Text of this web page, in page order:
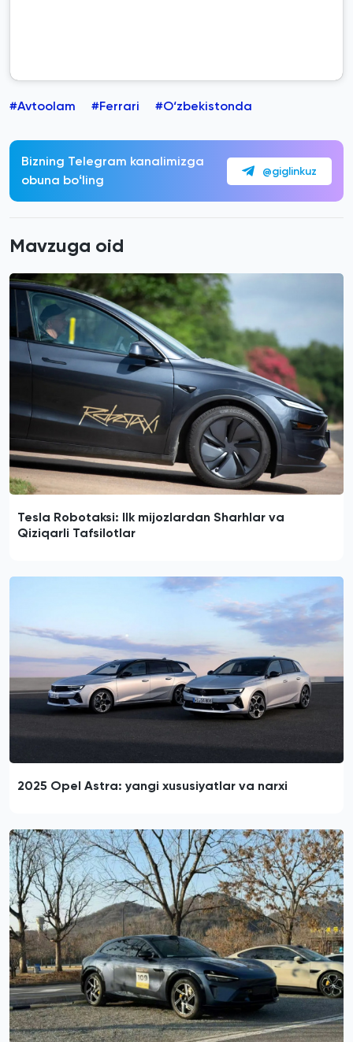
#Avtoolam #Ferrari #O‘zbekistonda
Bizning Telegram kanalimizga
obuna boʻling
@giglinkuz
Mavzuga oid
Tesla Robotaksi: Ilk mijozlardan Sharhlar va
Qiziqarli Tafsilotlar
2025 Opel Astra: yangi xususiyatlar va narxi